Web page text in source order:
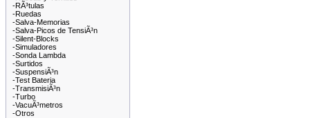
-RÃ³tulas
-Ruedas
-Salva-Memorias
-Salva-Picos de TensiÃ³n
-Silent-Blocks
-Simuladores
-Sonda Lambda
-Surtidos
-SuspensiÃ³n
-Test Bateria
-TransmisiÃ³n
-Turbo
-VacuÃ³metros
-Otros